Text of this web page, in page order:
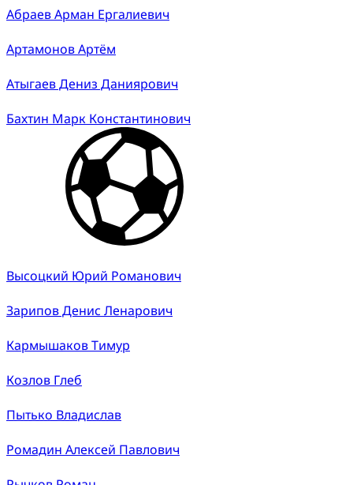
Абраев Арман Ергалиевич
Артамонов Артём
Атыгаев Дениз Даниярович
Бахтин Марк Константинович
Высоцкий Юрий Романович
Зарипов Денис Ленарович
Кармышаков Тимур
Козлов Глеб
Пытько Владислав
Ромадин Алексей Павлович